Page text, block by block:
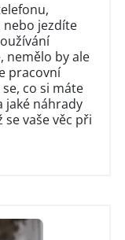
jezdíte
nemělo by ale
pracovní
co si máte
jaké náhrady
vaše věc při